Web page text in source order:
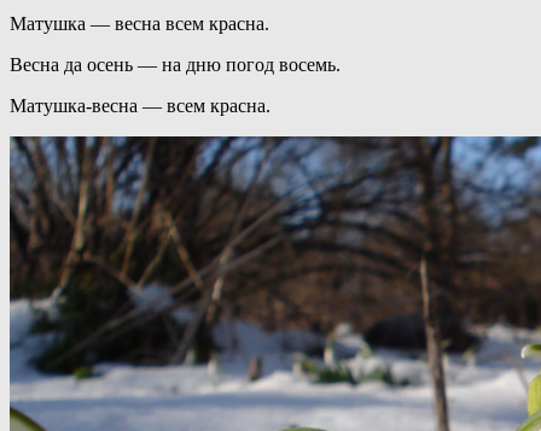
Матушка — весна всем красна.
Весна да осень — на дню погод восемь.
Матушка-весна — всем красна.